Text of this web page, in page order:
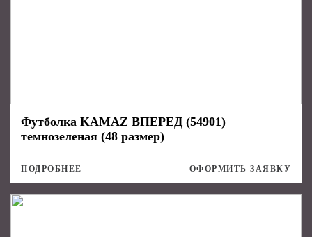
Футболка KAMAZ ВПЕРЕД (54901)
темнозеленая (48 размер)
ПОДРОБНЕЕ ОФОРМИТЬ ЗАЯВКУ